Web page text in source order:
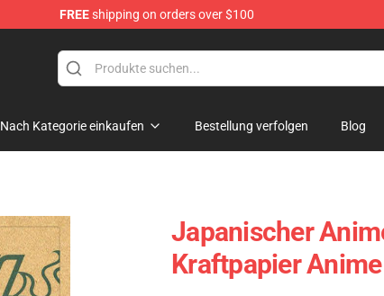
FREEshipping on orders over $100
Nach Kategorie einkaufen Bestellung verfolgen Blog
Japanischer
Kraftpapier